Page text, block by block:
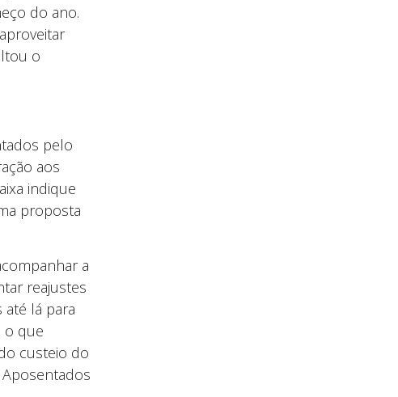
do ano.
o
pelo
aos
indique
proposta
a
reajustes
lá para
o que
custeio do